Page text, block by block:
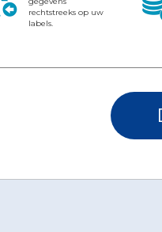
rechtstreeks op uw
labels.